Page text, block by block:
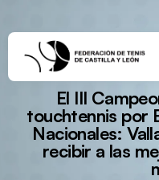
El III
touchtennis por
Nacionales:
recibir a las